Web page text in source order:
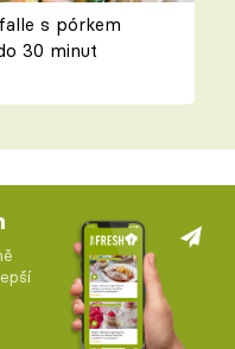
s pórkem
30 minut